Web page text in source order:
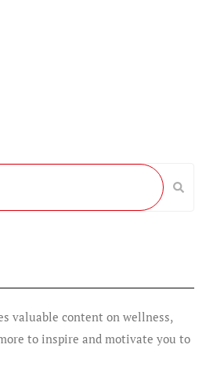
valuable content on wellness,
to inspire and motivate you to